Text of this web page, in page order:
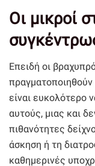
Οι μικροί
Επειδή οι
πραγματοποιηθούν
είναι ευκολότερο
αυτούς, μιας και
πιθανότητες
άσκηση ή τη
καθημερινές